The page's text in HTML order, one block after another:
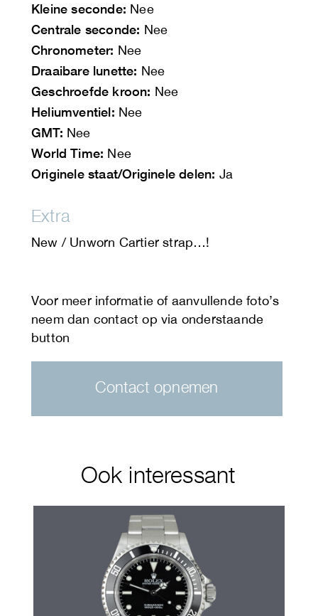
Kleine seconde: Nee
Centrale seconde: Nee
Chronometer: Nee
Draaibare lunette: Nee
Geschroefde kroon: Nee
Heliumventiel: Nee
GMT: Nee
World Time: Nee
Originele staat/Originele delen: Ja
Extra
New / Unworn Cartier strap…!
Contact opnemen
Ook interessant